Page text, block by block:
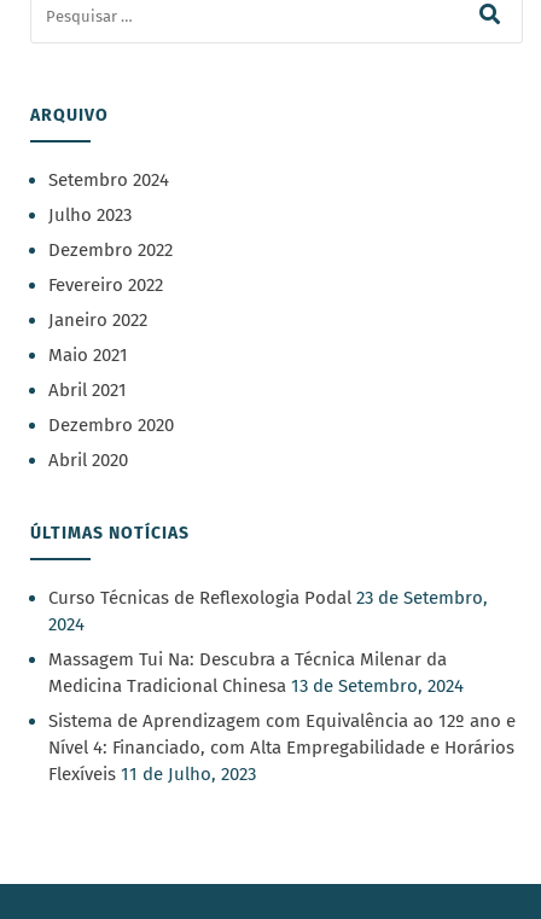
ARQUIVO
Setembro 2024
Julho 2023
Dezembro 2022
Fevereiro 2022
Janeiro 2022
Maio 2021
Abril 2021
Dezembro 2020
Abril 2020
ÚLTIMAS NOTÍCIAS
Curso Técnicas de Reflexologia Podal 23 de Setembro,
2024
Massagem Tui Na: Descubra a Técnica Milenar da
Medicina Tradicional Chinesa 13 de Setembro, 2024
Sistema de Aprendizagem com Equivalência ao 12º ano e
Nível 4: Financiado, com Alta Empregabilidade e Horários
Flexíveis 11 de Julho, 2023